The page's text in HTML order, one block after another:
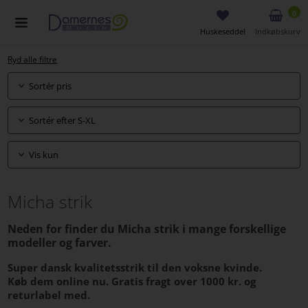
0
Indkøbskurv
Huskeseddel
Ryd alle filtre
Sortér pris
Sortér efter S-XL
Vis kun
Micha strik
Neden for finder du Micha strik i mange forskellige
modeller og farver.
Super dansk kvalitetsstrik til den voksne kvinde.
Køb dem online nu. Gratis fragt over 1000 kr. og
returlabel med.